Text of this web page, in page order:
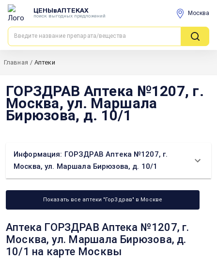
ЦЕНЫвАПТЕКАХ
поиск выгодных предложений Москва
Главная / Аптеки
ГОРЗДРАВ Аптека №1207, г.
Москва, ул. Маршала
Бирюзова, д. 10/1
Информация: ГОРЗДРАВ Аптека №1207, г.
Москва, ул. Маршала Бирюзова, д. 10/1
Показать все аптеки "ГорЗдрав" в Москве
Аптека ГОРЗДРАВ Аптека №1207, г.
Москва, ул. Маршала Бирюзова, д.
10/1 на карте Москвы